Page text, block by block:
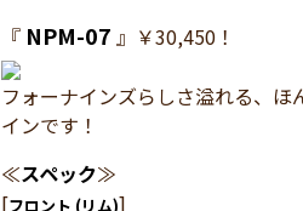
『 NPM-07 』￥30,450！
フォーナインズらしさ溢れる、
インです！
≪スペック≫
[フロント (リム)]